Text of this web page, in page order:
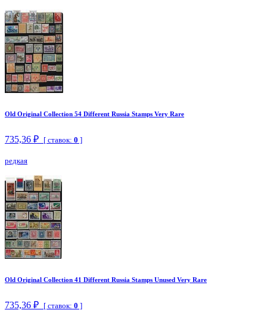
Old Original Collection 54 Different Russia Stamps Very Rare
735,36 ₽ [ ставок: 0 ]
редкая
Old Original Collection 41 Different Russia Stamps Unused Very Rare
735,36 ₽ [ ставок: 0 ]